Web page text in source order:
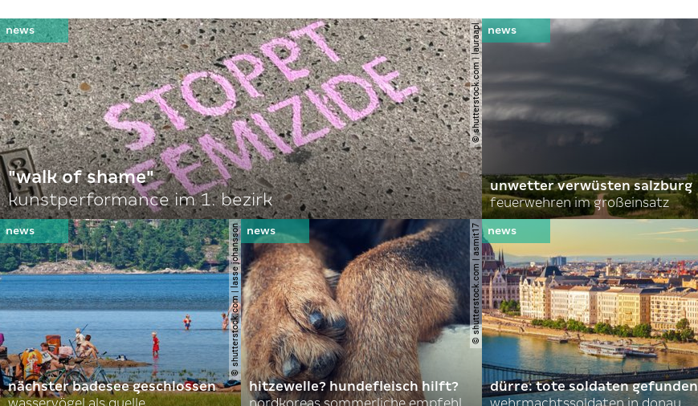
© shutterstock.com | lauraapl
"walk of shame"
kunstperformance im 1. bezirk
unwetter verwüsten salzburg
feuerwehren im großeinsatz
© shutterstock.com | lasse johansson
nächster badesee geschlossen
© shutterstock.com | asmit17
hitzewelle? hundefleisch hilft?
dürre: tote soldaten gefunden